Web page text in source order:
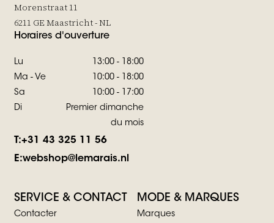
Morenstraat 11
6211 GE Maastricht - NL
Horaires d'ouverture
Lu
13:00 - 18:00
Ma - Ve
10:00 - 18:00
Sa
10:00 - 17:00
Di
Premier dimanche
du mois
T:+31 43 325 11 56
E:webshop@lemarais.nl
SERVICE & CONTACT
Contacter
MODE & MARQUES
Marques